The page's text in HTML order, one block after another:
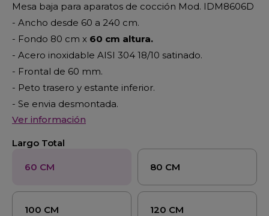
Mesa baja para aparatos de cocción Mod. IDM8606D
- Ancho desde 60 a 240 cm.
- Fondo 80 cm x 60 cm altura.
- Acero inoxidable AISI 304 18/10 satinado.
- Frontal de 60 mm.
- Peto trasero y estante inferior.
- Se envia desmontada.
Ver información
Largo Total
60 CM 80 CM
100 CM 120 CM